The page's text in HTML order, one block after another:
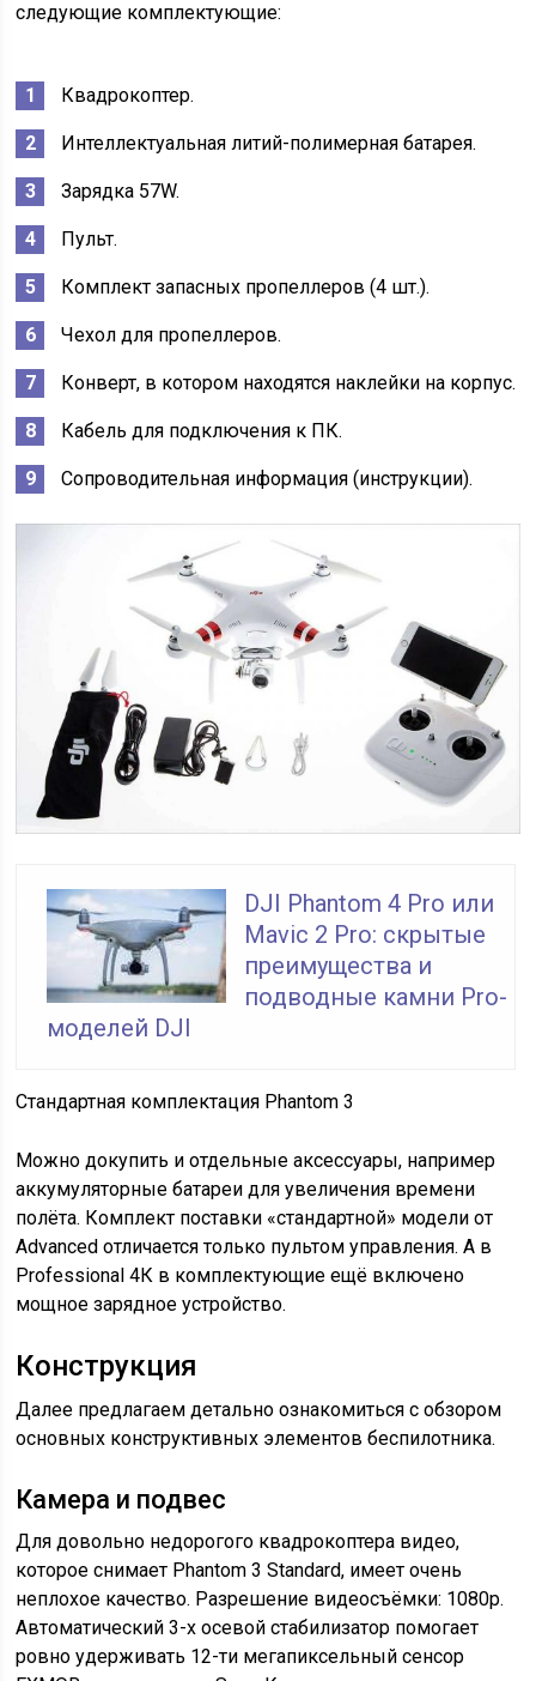
следующие комплектующие:
Квадрокоптер.
Интеллектуальная литий-полимерная батарея.
Зарядка 57W.
Пульт.
Комплект запасных пропеллеров (4 шт.).
Чехол для пропеллеров.
Конверт, в котором находятся наклейки на корпус.
Кабель для подключения к ПК.
Сопроводительная информация (инструкции).
DJI Phantom 4 Pro или
Mavic 2 Pro: скрытые
преимущества и
подводные камни Pro-
моделей DJI
Стандартная комплектация Phantom 3
Можно докупить и отдельные аксессуары, например
аккумуляторные батареи для увеличения времени
полёта. Комплект поставки «стандартной» модели от
Advanced отличается только пультом управления. А в
Professional 4К в комплектующие ещё включено
мощное зарядное устройство.
Конструкция
Далее предлагаем детально ознакомиться с обзором
основных конструктивных элементов беспилотника.
Камера и подвес
Для довольно недорогого квадрокоптера видео,
которое снимает Phantom 3 Standard, имеет очень
неплохое качество. Разрешение видеосъёмки: 1080p.
Автоматический 3-х осевой стабилизатор помогает
ровно удерживать 12-ти мегапиксельный сенсор